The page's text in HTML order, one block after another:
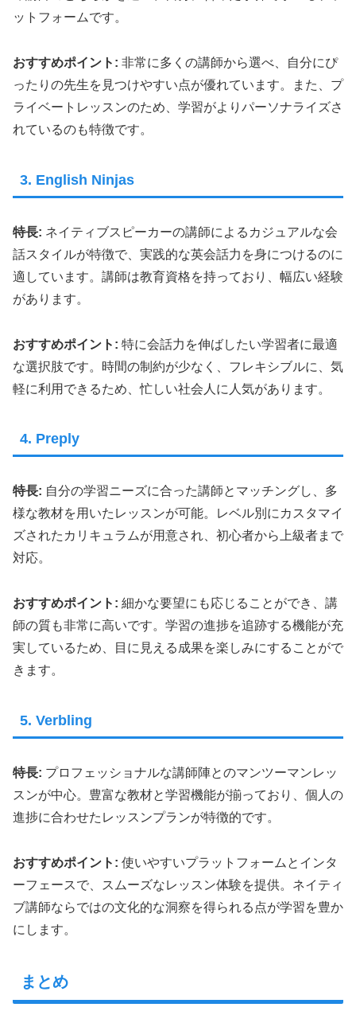
ットフォームです。
おすすめポイント: 非常に多くの講師から選べ、自分にぴ
ったりの先生を見つけやすい点が優れています。また、プ
ライベートレッスンのため、学習がよりパーソナライズさ
れているのも特徴です。
3. English Ninjas
特長: ネイティブスピーカーの講師によるカジュアルな会
話スタイルが特徴で、実践的な英会話力を身につけるのに
適しています。講師は教育資格を持っており、幅広い経験
があります。
おすすめポイント: 特に会話力を伸ばしたい学習者に最適
な選択肢です。時間の制約が少なく、フレキシブルに、気
軽に利用できるため、忙しい社会人に人気があります。
4. Preply
特長: 自分の学習ニーズに合った講師とマッチングし、多
様な教材を用いたレッスンが可能。レベル別にカスタマイ
ズされたカリキュラムが用意され、初心者から上級者まで
対応。
おすすめポイント: 細かな要望にも応じることができ、講
師の質も非常に高いです。学習の進捗を追跡する機能が充
実しているため、目に見える成果を楽しみにすることがで
きます。
5. Verbling
特長: プロフェッショナルな講師陣とのマンツーマンレッ
スンが中心。豊富な教材と学習機能が揃っており、個人の
進捗に合わせたレッスンプランが特徴的です。
おすすめポイント: 使いやすいプラットフォームとインタ
ーフェースで、スムーズなレッスン体験を提供。ネイティ
ブ講師ならではの文化的な洞察を得られる点が学習を豊か
にします。
まとめ